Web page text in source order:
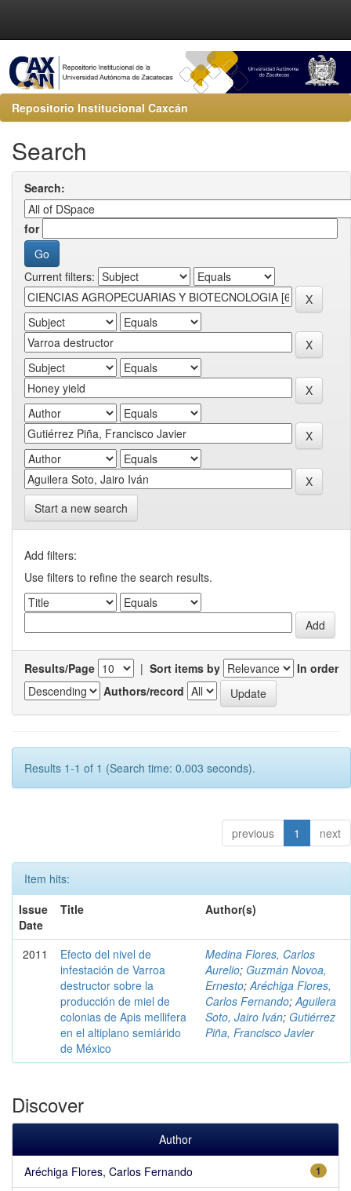
Repositorio Institucional Caxcán
Search
Search:
for
Current filters:
Start a new search
Add filters:
Use filters to refine the search results.
Results/Page | Sort items by
In order
Authors/record
Results 1-1 of 1 (Search time: 0.003 seconds).
previous 1 next
Item hits:
Issue
Date
Title Author(s)
2011
Efecto del nivel de
infestación de Varroa
destructor sobre la
producción de miel de
colonias de Apis mellifera
en el altiplano semiárido
de México
Medina Flores, Carlos
Aurelio; Guzmán Novoa,
Ernesto; Aréchiga Flores,
Carlos Fernando; Aguilera
Soto, Jairo Iván; Gutiérrez
Piña, Francisco Javier
Discover
Author
1
Aréchiga Flores, Carlos Fernando